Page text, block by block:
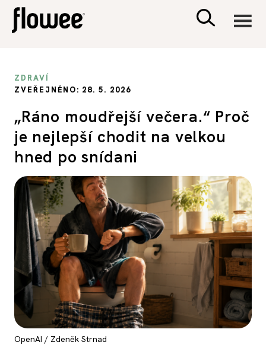
PSYCHOLOGIE
SEX A VZTAHY
PORADNA
ZDRAVÍ
ZVEŘEJNĚNO: 28. 5. 2026
„Ráno moudřejší večera.“ Proč
je nejlepší chodit na velkou
hned po snídani
OpenAI / Zdeněk Strnad